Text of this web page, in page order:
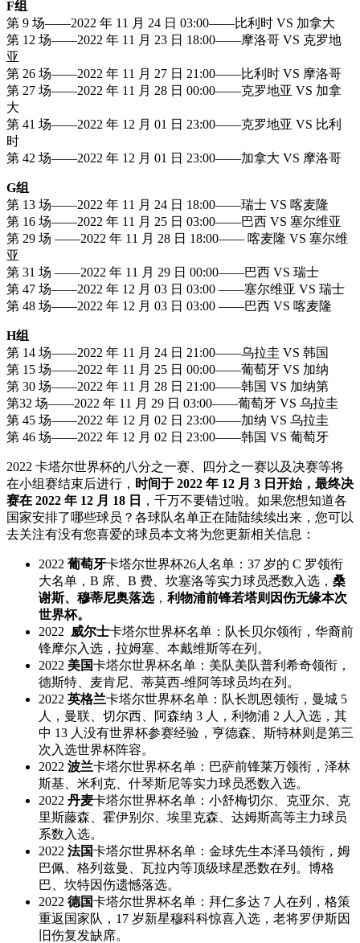
F组
第 9 场——2022 年 11 月 24 日 03:00——比利时 VS 加拿大
第 12 场——2022 年 11 月 23 日 18:00——摩洛哥 VS 克罗地
亚
第 26 场——2022 年 11 月 27 日 21:00——比利时 VS 摩洛哥
第 27 场——2022 年 11 月 28 日 00:00——克罗地亚 VS 加拿
大
第 41 场——2022 年 12 月 01 日 23:00——克罗地亚 VS 比利
时
第 42 场——2022 年 12 月 01 日 23:00——加拿大 VS 摩洛哥
G组
第 13 场——2022 年 11 月 24 日 18:00——瑞士 VS 喀麦隆
第 16 场——2022 年 11 月 25 日 03:00——巴西 VS 塞尔维亚
第 29 场 ——2022 年 11 月 28 日 18:00—— 喀麦隆 VS 塞尔维
亚
第 31 场 ——2022 年 11 月 29 日 00:00——巴西 VS 瑞士
第 47 场——2022 年 12 月 03 日 03:00 ——塞尔维亚 VS 瑞士
第 48 场——2022 年 12 月 03 日 03:00 ——巴西 VS 喀麦隆
H组
第 14 场——2022 年 11 月 24 日 21:00——乌拉圭 VS 韩国
第 15 场——2022 年 11 月 25 日 00:00——葡萄牙 VS 加纳
第 30 场——2022 年 11 月 28 日 21:00——韩国 VS 加纳第
第32 场——2022 年 11 月 29 日 03:00——葡萄牙 VS 乌拉圭
第 45 场——2022 年 12 月 02 日 23:00——加纳 VS 乌拉圭
第 46 场——2022 年 12 月 02 日 23:00——韩国 VS 葡萄牙
2022 卡塔尔世界杯的八分之一赛、四分之一赛以及决赛等将
在小组赛结束后进行， 时间于 2022 年 12 月 3 日开始，最终决
赛在 2022 年 12 月 18 日
，千万不要错过啦。如果您想知道各
国家安排了哪些球员？各球队名单正在陆陆续续出来，您可以
去关注有没有您喜爱的球员本文将为您更新相关信息：
2022 葡萄牙卡塔尔世界杯26人名单：37 岁的 C 罗领衔
大名单，B 席、B 费、坎塞洛等实力球员悉数入选， 桑
谢斯、穆蒂尼奥落选， 利物浦前锋若塔则因伤无缘本次
世界杯。
2022 威尔士卡塔尔世界杯名单：队长贝尔领衔，华裔前
锋摩尔入选，拉姆塞、本戴维斯等在列。
2022 美国卡塔尔世界杯名单：美队美队普利希奇领衔，
德斯特、麦肯尼、蒂莫西-维阿等球员均在列。
2022 英格兰卡塔尔世界杯名单：队长凯恩领衔，曼城 5
人，曼联、切尔西、阿森纳 3 人，利物浦 2 人入选，其
中 13 人没有世界杯参赛经验，亨德森、斯特林则是第三
次入选世界杯阵容。
2022 波兰卡塔尔世界杯名单：巴萨前锋莱万领衔，泽林
斯基、米利克、什琴斯尼等实力球员悉数入选。
2022 丹麦卡塔尔世界杯名单：小舒梅切尔、克亚尔、克
里斯藤森、霍伊别尔、埃里克森、达姆斯高等主力球员
系数入选。
2022 法国卡塔尔世界杯名单：金球先生本泽马领衔，姆
巴佩、格列兹曼、瓦拉内等顶级球星悉数在列。博格
巴、坎特因伤遗憾落选。
2022 德国卡塔尔世界杯名单：拜仁多达 7 人在列，格策
重返国家队，17 岁新星穆科科惊喜入选，老将罗伊斯因
旧伤复发缺席。